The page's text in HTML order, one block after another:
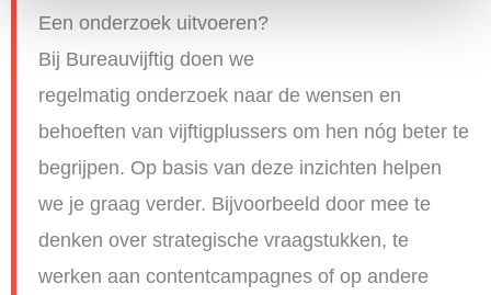
Een onderzoek uitvoeren?
Bij Bureauvijftig doen we
regelmatig onderzoek naar de wensen en
behoeften van vijftigplussers om hen nóg beter te
begrijpen. Op basis van deze inzichten helpen
we je graag verder. Bijvoorbeeld door mee te
denken over strategische vraagstukken, te
werken aan contentcampagnes of op andere